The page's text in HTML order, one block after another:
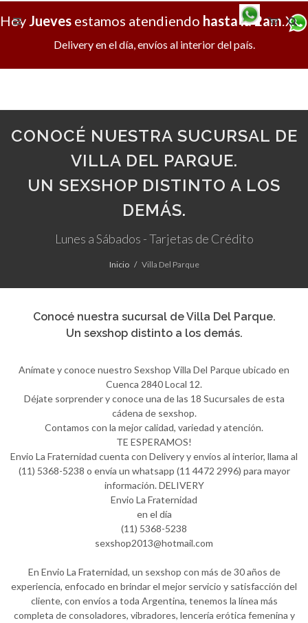
X
Hoy Jueves estamos atendiendo hasta la 2am.
Delivery en el día, envíos al interior del país.
CONOCÉ NUESTRA SUCURSAL DE
VILLA DEL PARQUE.
UN SEXSHOP DISTINTO A LOS
DEMÁS.
Lunes a Sábados - Tarjetas de Crédito
Inicio Villa Del Parque
Conocé nuestra sucursal de Villa Del Parque.
Un sexshop distinto a los demás.
Anímate y conoce nuestro Sexshop Villa Del Parque ubicado en
Cuenca 2840 Local 12.
Déjate sorprender y conoce una de las 18 Sucursales de esta
cádena de sexshop.
Contamos con la mejor calidad, variedad y atención.
TE ESPERAMOS!
Envio La Fraternidad cuenta con Delivery y envíos al interior, llama al
(11) 5368-5238 o envía un whatsapp (11 4472 2996) para mayor
información. DELIVERY
Envio La Fraternidad
en el día
(11) 5368-5238
sexshop2013@hotmail.com
En Envio La Fraternidad, un sexshop con más de 30 años de
experiencia, enfocado en brindar el mejor servicio y satisfacción del
cliente, con envíos a toda Argentina, tenemos la línea más
completa de consoladores, vibradores, lencería erótica femenina y